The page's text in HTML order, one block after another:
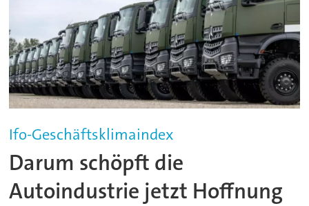
Ifo-Geschäftsklimaindex
Darum schöpft die
Autoindustrie jetzt Hoffnung